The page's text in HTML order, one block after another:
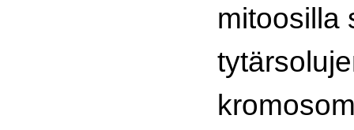
mitoosilla